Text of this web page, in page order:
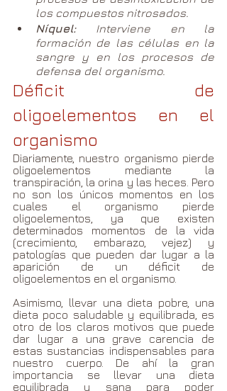
Níquel: Interviene en la
formación de las células en la
sangre y en los procesos de
defensa del organismo.
Déficit de
oligoelementos en el
organismo
Diariamente, nuestro organismo pierde
oligoelementos mediante la
transpiración, la orina y las heces. Pero
no son los únicos momentos en los
cuales el organismo pierde
oligoelementos, ya que existen
determinados momentos de la vida
(crecimiento, embarazo, vejez) y
patologías que pueden dar lugar a la
aparición de un déficit de
oligoelementos en el organismo.
Asimismo, llevar una dieta pobre, una
dieta poco saludable y equilibrada, es
otro de los claros motivos que puede
dar lugar a una grave carencia de
estas sustancias indispensables para
nuestro cuerpo. De ahí la gran
importancia se llevar una dieta